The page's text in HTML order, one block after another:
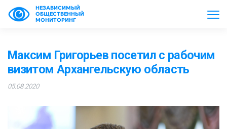
НЕЗАВИСИМЫЙ
ОБЩЕСТВЕННЫЙ
МОНИТОРИНГ
Максим Григорьев посетил с рабочим
визитом Архангельскую область
05.08.2020